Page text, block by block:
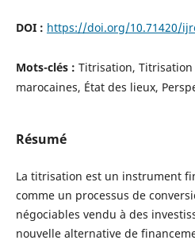
DOI : https://doi.org/10.71420/
Mots-clés : Titrisation, Titrisation
marocaines, État des lieux,
Résumé
La titrisation est un instrument
comme un processus de
négociables vendu à des
nouvelle alternative de